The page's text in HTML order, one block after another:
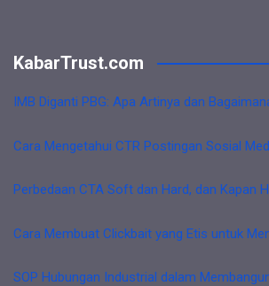
KabarTrust.com
IMB Diganti PBG: Apa Artinya dan
Cara Mengetahui CTR Postingan Sosial
Perbedaan CTA Soft dan Hard, dan Kapan
Cara Membuat Clickbait yang Etis untuk
SOP Hubungan Industrial dalam